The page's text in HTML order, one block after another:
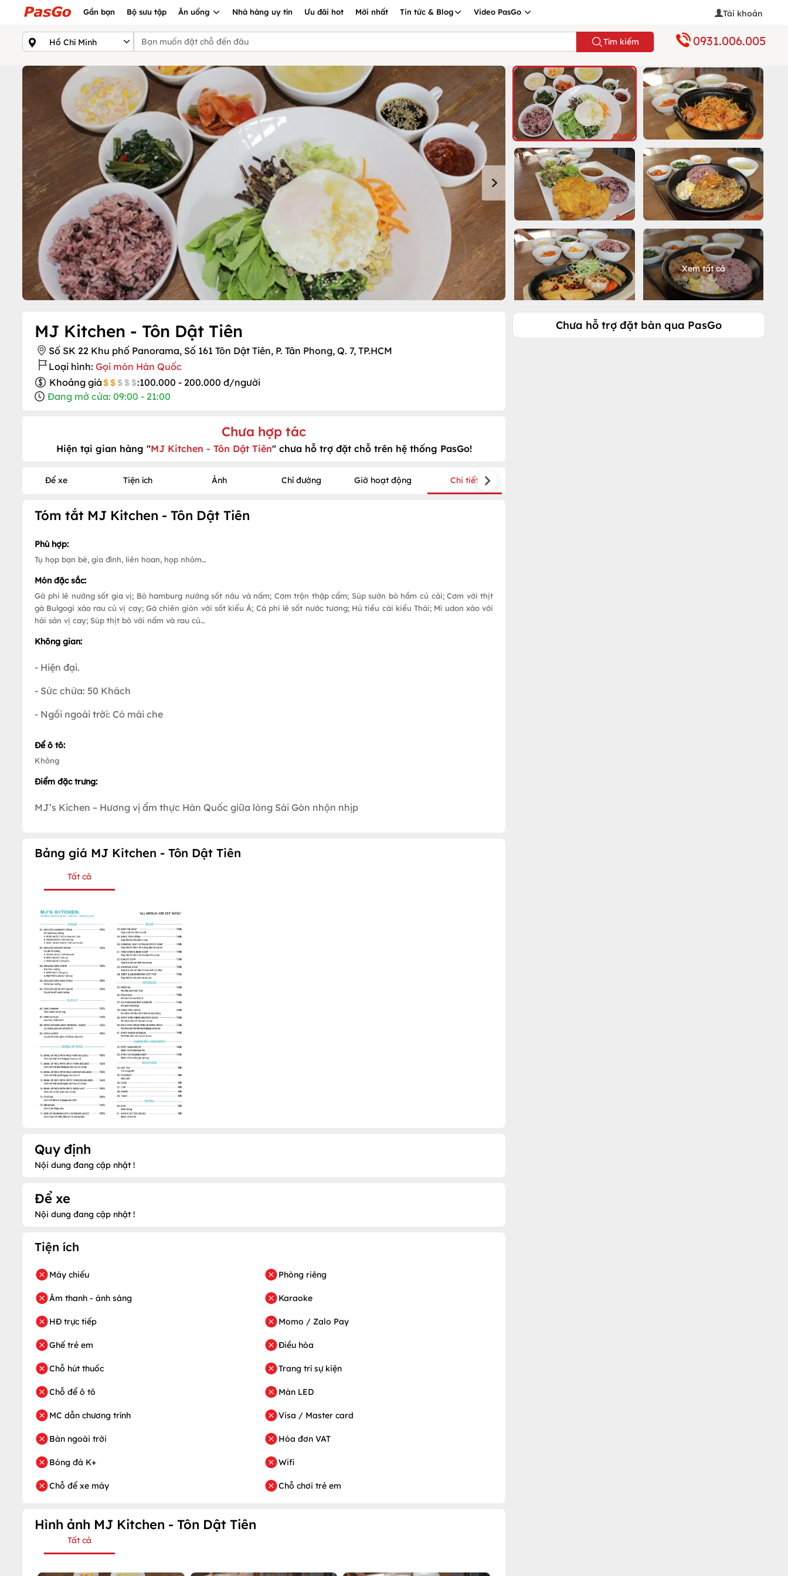
Gần bạn Bộ sưu tập Ăn uống Nhà hàng uy tín Ưu đãi hot Mới nhất Tin tức & Blog Video PasGo Tài khoản
Tìm kiếm 0931.006.005
Xem tất cả
MJ Kitchen - Tôn Dật Tiên
Số SK 22 Khu phố Panorama, Số 161 Tôn Dật Tiên, P. Tân Phong, Q. 7, TP.HCM
Loại hình: Gọi món Hàn Quốc
Khoảng giá
:100.000 - 200.000 đ/người
Đang mở cửa: 09:00 - 21:00
Chưa hợp tác
Hiện tại gian hàng "MJ Kitchen - Tôn Dật Tiên" chưa hỗ trợ đặt chỗ trên hệ thống PasGo!
Để xe Tiện ích Ảnh Chỉ đường Giờ hoạt động Chi tiết
Tóm tắt MJ Kitchen - Tôn Dật Tiên
Phù hợp:
Tụ họp bạn bè, gia đình, liên hoan, họp nhóm…
Món đặc sắc:
Gà phi lê nướng sốt gia vị; Bò hamburg nướng sốt nâu và nấm; Cơm trộn thập cẩm; Súp sườn bò hầm củ cải; Cơm với thịt
gà Bulgogi xào rau củ vị cay; Gà chiên giòn với sốt kiểu Á; Cá phi lê sốt nước tương; Hủ tiếu cài kiểu Thái; Mì udon xào với
hải sản vị cay; Súp thịt bò với nấm và rau củ…
Không gian:
- Hiện đại.
- Sức chứa: 50 Khách
- Ngồi ngoài trời: Có mái che
Để ô tô:
Không
Điểm đặc trưng:
MJ’s Kichen – Hương vị ẩm thực Hàn Quốc giữa lòng Sài Gòn nhộn nhịp
Bảng giá MJ Kitchen - Tôn Dật Tiên
Tất cả
Quy định
Nội dung đang cập nhật !
Để xe
Nội dung đang cập nhật !
Tiện ích
Máy chiếu
Âm thanh - ánh sáng
HĐ trực tiếp
Ghế trẻ em
Chỗ hút thuốc
Chỗ để ô tô
MC dẫn chương trình
Bàn ngoài trời
Bóng đá K+
Chỗ để xe máy
Phòng riêng
Karaoke
Momo / Zalo Pay
Điều hòa
Trang trí sự kiện
Màn LED
Visa / Master card
Hóa đơn VAT
Wifi
Chỗ chơi trẻ em
Hình ảnh MJ Kitchen - Tôn Dật Tiên
Tất cả
Chưa hỗ trợ đặt bàn qua PasGo